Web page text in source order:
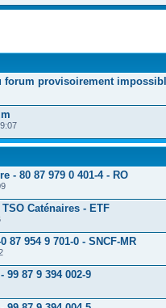
forum provisoirement
- 80 87 979 0 401-4 - RO
Caténaires - ETF
954 9 701-0 - SNCF-MR
87 9 394 002-9